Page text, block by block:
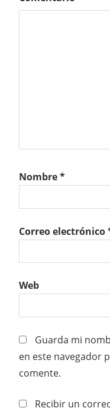
Nombre*
Correo electrónico
Web
Guarda mi
en este navegador
comente.
Recibir un